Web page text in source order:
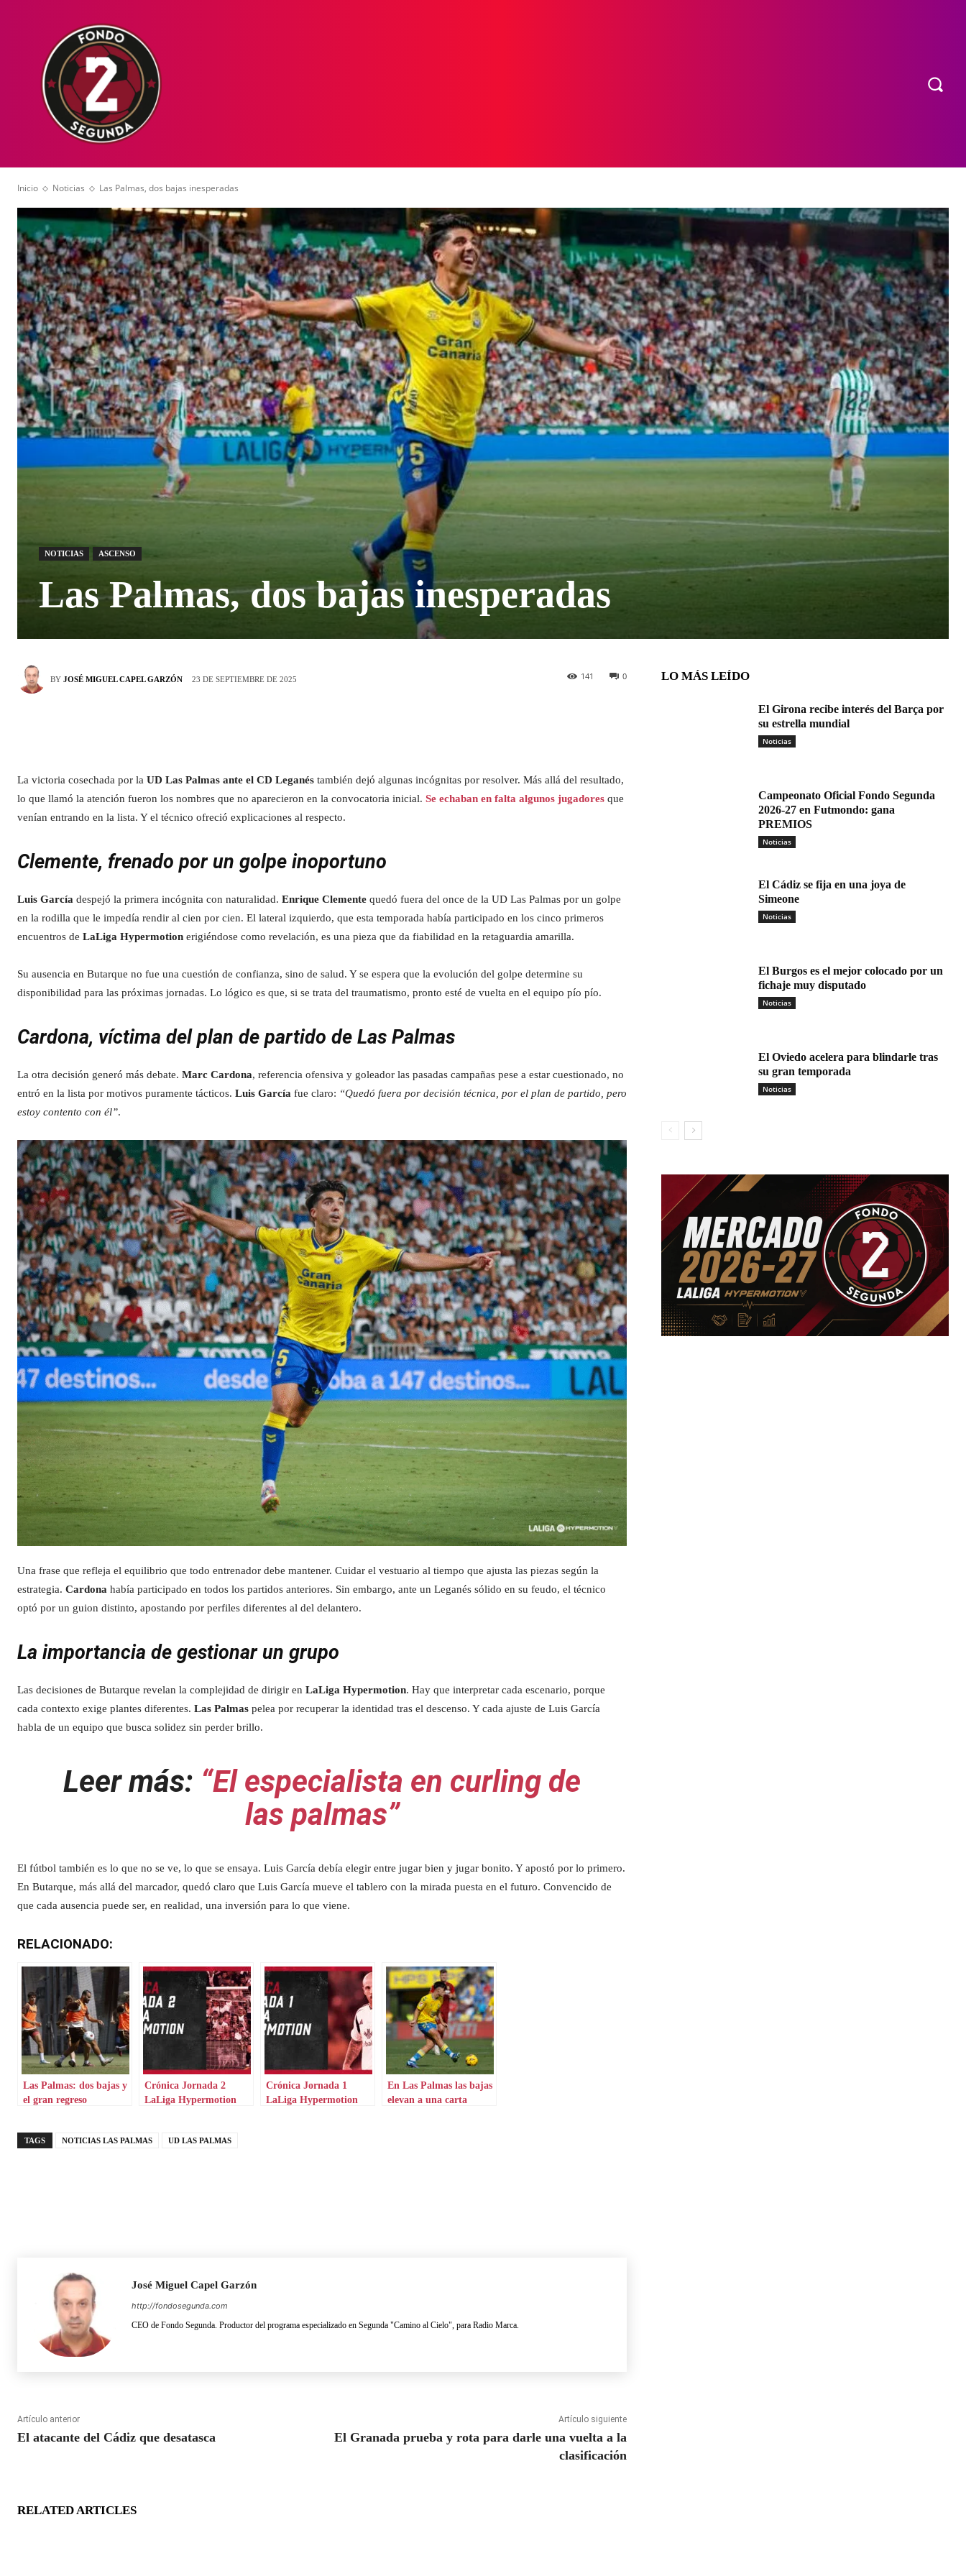
Inicio Noticias Las Palmas, dos bajas inesperadas
NOTICIAS ASCENSO
Las Palmas, dos bajas inesperadas
BY JOSÉ MIGUEL CAPEL GARZÓN 23 DE SEPTIEMBRE DE 2025 0
141
La victoria cosechada por la UD Las Palmas ante el CD Leganés también dejó algunas incógnitas por resolver. Más allá del resultado,
lo que llamó la atención fueron los nombres que no aparecieron en la convocatoria inicial. Se echaban en falta algunos jugadores que
venían entrando en la lista. Y el técnico ofreció explicaciones al respecto.
Clemente, frenado por un golpe inoportuno
Luis García despejó la primera incógnita con naturalidad. Enrique Clemente quedó fuera del once de la UD Las Palmas por un golpe
en la rodilla que le impedía rendir al cien por cien. El lateral izquierdo, que esta temporada había participado en los cinco primeros
encuentros de LaLiga Hypermotion erigiéndose como revelación, es una pieza que da fiabilidad en la retaguardia amarilla.
Su ausencia en Butarque no fue una cuestión de confianza, sino de salud. Y se espera que la evolución del golpe determine su
disponibilidad para las próximas jornadas. Lo lógico es que, si se trata del traumatismo, pronto esté de vuelta en el equipo pío pío.
Cardona, víctima del plan de partido de Las Palmas
La otra decisión generó más debate. Marc Cardona, referencia ofensiva y goleador las pasadas campañas pese a estar cuestionado, no
entró en la lista por motivos puramente tácticos. Luis García fue claro: “Quedó fuera por decisión técnica, por el plan de partido, pero
estoy contento con él”.
Una frase que refleja el equilibrio que todo entrenador debe mantener. Cuidar el vestuario al tiempo que ajusta las piezas según la
estrategia. Cardona había participado en todos los partidos anteriores. Sin embargo, ante un Leganés sólido en su feudo, el técnico
optó por un guion distinto, apostando por perfiles diferentes al del delantero.
La importancia de gestionar un grupo
Las decisiones de Butarque revelan la complejidad de dirigir en LaLiga Hypermotion. Hay que interpretar cada escenario, porque
cada contexto exige plantes diferentes. Las Palmas pelea por recuperar la identidad tras el descenso. Y cada ajuste de Luis García
habla de un equipo que busca solidez sin perder brillo.
Leer más: “El especialista en curling de
las palmas”
El fútbol también es lo que no se ve, lo que se ensaya. Luis García debía elegir entre jugar bien y jugar bonito. Y apostó por lo primero.
En Butarque, más allá del marcador, quedó claro que Luis García mueve el tablero con la mirada puesta en el futuro. Convencido de
que cada ausencia puede ser, en realidad, una inversión para lo que viene.
RELACIONADO:
Las Palmas: dos bajas y
el gran regreso
Crónica Jornada 2
LaLiga Hypermotion
Crónica Jornada 1
LaLiga Hypermotion
En Las Palmas las bajas
elevan a una carta
TAGS NOTICIAS LAS PALMAS UD LAS PALMAS
José Miguel Capel Garzón
http://fondosegunda.com
CEO de Fondo Segunda. Productor del programa especializado en Segunda "Camino al Cielo", para Radio Marca.
Artículo anterior
El atacante del Cádiz que desatasca
Artículo siguiente
El Granada prueba y rota para darle una vuelta a la
clasificación
RELATED ARTICLES
LO MÁS LEÍDO
El Girona recibe interés del Barça por
su estrella mundial
Noticias
Campeonato Oficial Fondo Segunda
2026-27 en Futmondo: gana
PREMIOS
Noticias
El Cádiz se fija en una joya de
Simeone
Noticias
El Burgos es el mejor colocado por un
fichaje muy disputado
Noticias
El Oviedo acelera para blindarle tras
su gran temporada
Noticias